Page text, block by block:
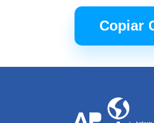
Copiar